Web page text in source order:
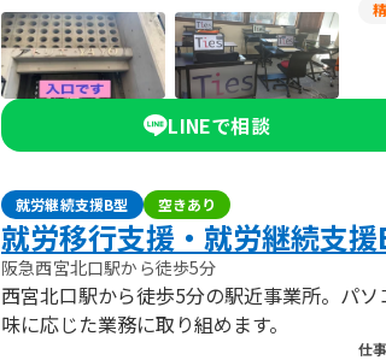
LINEで相談
就労継続支援B型 空きあり
就労移行支援・就労継続支
阪急西宮北口駅から徒歩5分
西宮北口駅から徒歩5分の駅近事業所。パ
味に応じた業務に取り組めます。
仕